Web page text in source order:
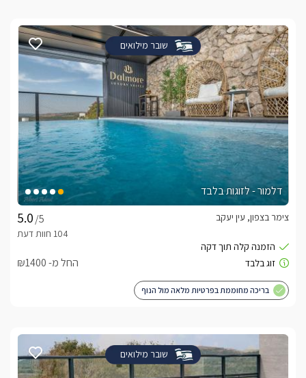
שובר מילואים
דלמור - לזוגות בלבד
/5
צימר בצפון, עין יעקב
החל מ- ₪1400
בריכה מחוממת בפרטיות מלאה מול הנוף
שובר מילואים